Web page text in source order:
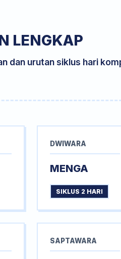
LENGKAP
dan urutan siklus hari
DWIWARA
MENGA
SIKLUS 2 HARI
SAPTAWARA